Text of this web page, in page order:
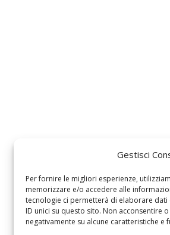
Gestisci
Per fornire le migliori esperienze,
memorizzare e/o accedere alle
tecnologie ci permetterà di elaborare
ID unici su questo sito. Non acconsentire
negativamente su alcune caratteristiche e